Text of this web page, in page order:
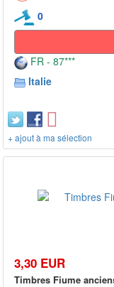
0
FR - 87***
Italie
+ ajout à ma sélection
3,30 EUR
Timbres Fiume